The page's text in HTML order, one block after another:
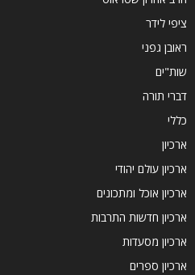
ציפי לידר
ראובן גפני
שות"ים
דברי תורה
כללי
ארכיון
ארכיון עולם יהודי
ארכיון אוכל ומתכונים
ארכיון חדשות התרבות
ארכיון מסעדות
ארכיון ספרים